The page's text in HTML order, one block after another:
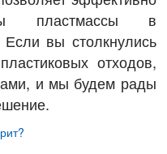
пластмассы в
вы столкнулись
отходов,
и мы будем рады